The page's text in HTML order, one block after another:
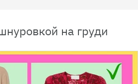
на груди